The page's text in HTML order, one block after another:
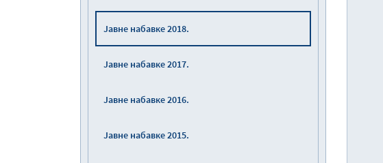
Јавне набавке 2018.
Јавне набавке 2017.
Јавне набавке 2016.
Јавне набавке 2015.